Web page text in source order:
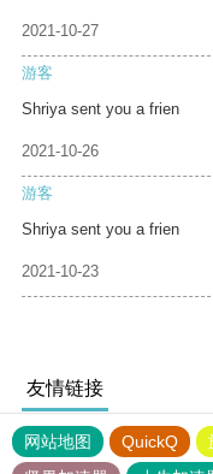
2021-10-27
游客
Shriya sent you a frien
2021-10-26
游客
Shriya sent you a frien
2021-10-23
友情链接
网站地图 QuickQ